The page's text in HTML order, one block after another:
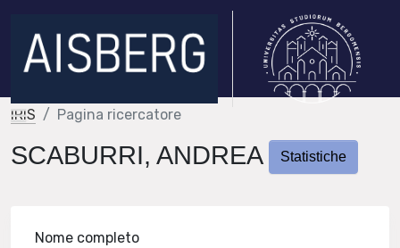
IRIS Pagina ricercatore
SCABURRI, ANDREA Statistiche
Nome completo